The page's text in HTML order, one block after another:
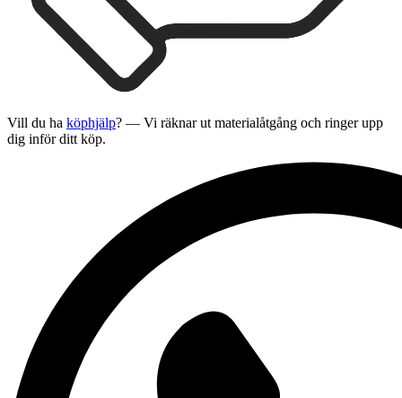
Vill du ha köphjälp? — Vi räknar ut materialåtgång och ringer upp
dig inför ditt köp.